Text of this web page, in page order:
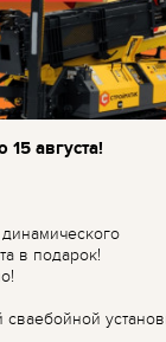
августа!
в подарок!